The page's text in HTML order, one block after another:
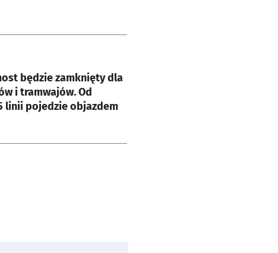
będzie zamknięty dla
i tramwajów. Od
linii pojedzie objazdem